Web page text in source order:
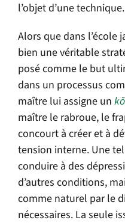
l’objet d’une technique.
Alors que dans l’école
bien une véritable
posé comme le but
dans un processus
maître lui assigne un
maître le rabroue, le
concourt à créer et à
tension interne. Une
conduire à des
d’autres conditions,
comme naturel par le
nécessaires. La seule